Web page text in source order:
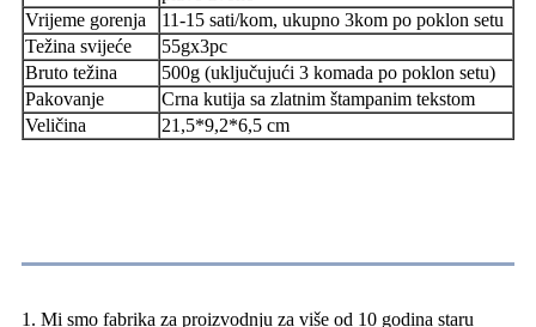
Vrijeme gorenja
11-15 sati/kom, ukupno 3kom po poklon setu
Težina svijeće
55gx3pc
Bruto težina
500g (uključujući 3 komada po poklon setu)
Pakovanje
Crna kutija sa zlatnim štampanim tekstom
Veličina
21,5*9,2*6,5 cm
1. Mi smo fabrika za proizvodnju za više od 10 godina staru